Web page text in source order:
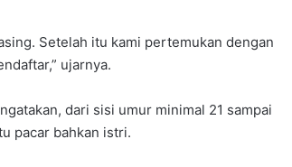
Setelah itu kami pertemukan dengan
ujarnya.
dari sisi umur minimal 21 sampai
pacar bahkan istri.